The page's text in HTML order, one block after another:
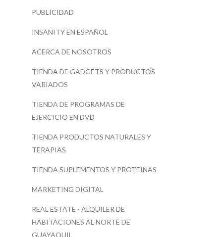
PUBLICIDAD
INSANITY EN ESPAÑOL
ACERCA DE NOSOTROS
TIENDA DE GADGETS Y PRODUCTOS
VARIADOS
TIENDA DE PROGRAMAS DE
EJERCICIO EN DVD
TIENDA PRODUCTOS NATURALES Y
TERAPIAS
TIENDA SUPLEMENTOS Y PROTEINAS
MARKETING DIGITAL
REAL ESTATE - ALQUILER DE
HABITACIONES AL NORTE DE
GUAYAQUIL